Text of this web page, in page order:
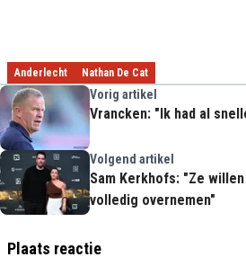
Anderlecht Nathan De Cat
Vorig artikel
Vrancken: "Ik had al
Volgend artikel
Sam Kerkhofs: "Ze
volledig overnemen"
Plaats reactie